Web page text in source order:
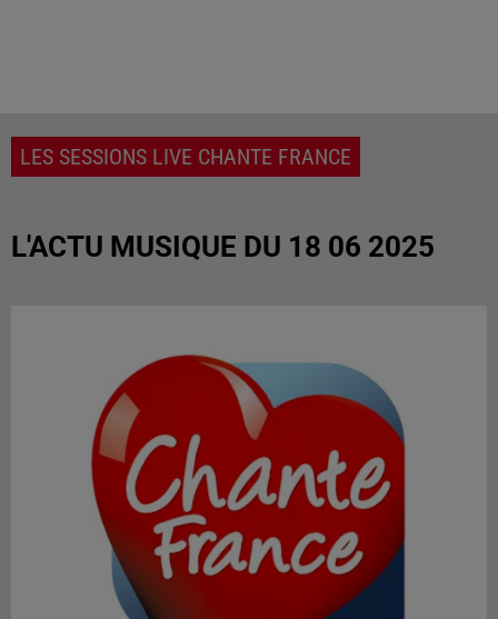
LES SESSIONS LIVE CHANTE FRANCE
L'ACTU MUSIQUE DU 18 06 2025